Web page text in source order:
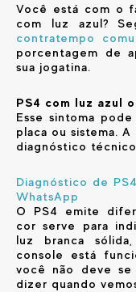
Você está com o
com luz azul?
contratempo
porcentagem de
sua jogatina.
PS4 com luz azul
Esse sintoma
placa ou sistema. A
diagnóstico
Diagnóstico de
WhatsApp
O PS4 emite
cor serve para
luz branca
console está
você não deve se
dizer quando